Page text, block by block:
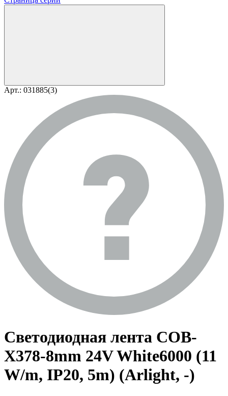
Арт.: 031885(3)
Светодиодная лента COB-
X378-8mm 24V White6000 (11
W/m, IP20, 5m) (Arlight, -)